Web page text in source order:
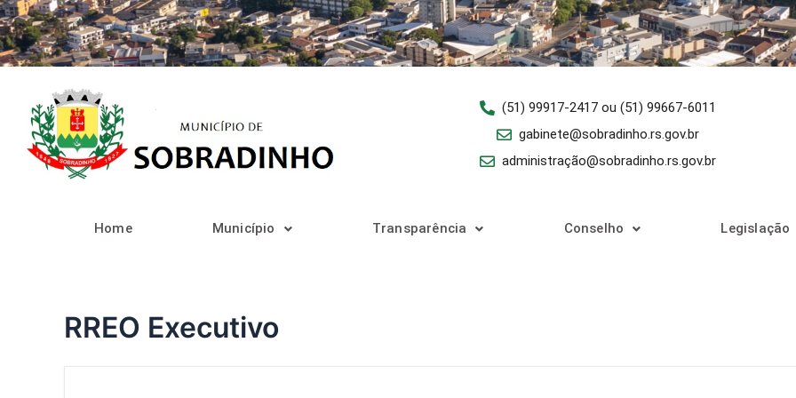
Ir
para
o
(51) 99917-2417 ou (51) 99667-6011
gabinete@sobradinho.rs.gov.br
administração@sobradinho.rs.gov.br
Home Município Transparência Conselho Legislação
RREO Executivo